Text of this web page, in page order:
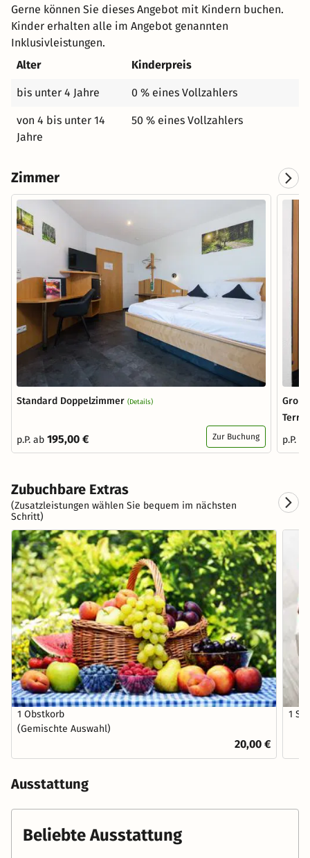
Gerne können Sie dieses Angebot mit Kindern buchen.
Kinder erhalten alle im Angebot genannten
Inklusivleistungen.
Alter
Kinderpreis
bis unter 4 Jahre 0 % eines Vollzahlers
von 4 bis unter 14
Jahre
50 % eines Vollzahlers
Zimmer
Standard Doppelzimmer (Details)
p.P. ab 195,00 € Zur Buchung
p.P.
Zubuchbare Extras
(Zusatzleistungen wählen Sie bequem im nächsten
Schritt)
1 Obstkorb
(Gemischte Auswahl)
20,00 €
1
Ausstattung
Beliebte Ausstattung